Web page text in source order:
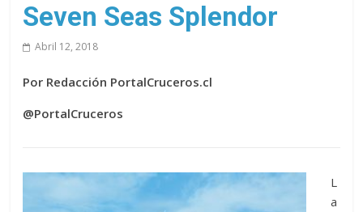
solo
Seven Seas Splendor
Abril 12, 2018
Por Redacción PortalCruceros.cl
@PortalCruceros
L
a